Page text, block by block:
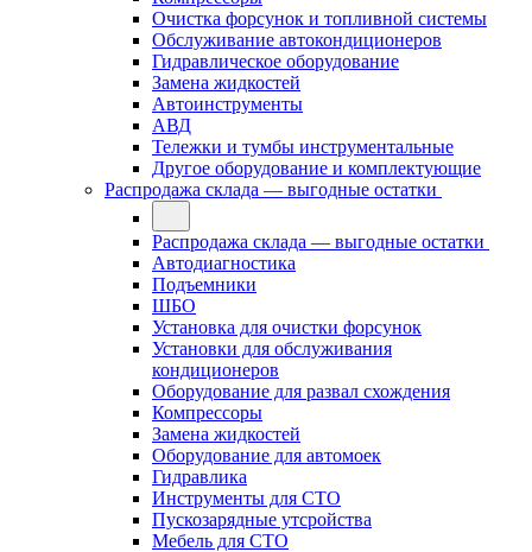
Очистка форсунок и топливной системы
Обслуживание автокондиционеров
Гидравлическое оборудование
Замена жидкостей
Автоинструменты
АВД
Тележки и тумбы инструментальные
Другое оборудование и комплектующие
Распродажа склада — выгодные остатки
Распродажа склада — выгодные остатки
Автодиагностика
Подъемники
ШБО
Установка для очистки форсунок
Установки для обслуживания
кондиционеров
Оборудование для развал схождения
Компрессоры
Замена жидкостей
Оборудование для автомоек
Гидравлика
Инструменты для СТО
Пускозарядные утсройства
Мебель для СТО